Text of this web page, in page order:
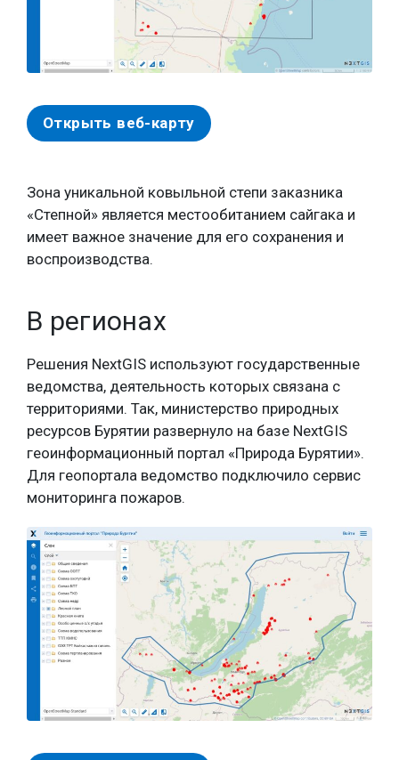
Открыть веб-карту
Зона уникальной ковыльной степи заказника
«Степной» является местообитанием сайгака и
имеет важное значение для его сохранения и
воспроизводства.
В регионах
Решения NextGIS используют государственные
ведомства, деятельность которых связана с
территориями. Так, министерство природных
ресурсов Бурятии развернуло на базе NextGIS
геоинформационный портал «Природа Бурятии».
Для геопортала ведомство подключило сервис
мониторинга пожаров.